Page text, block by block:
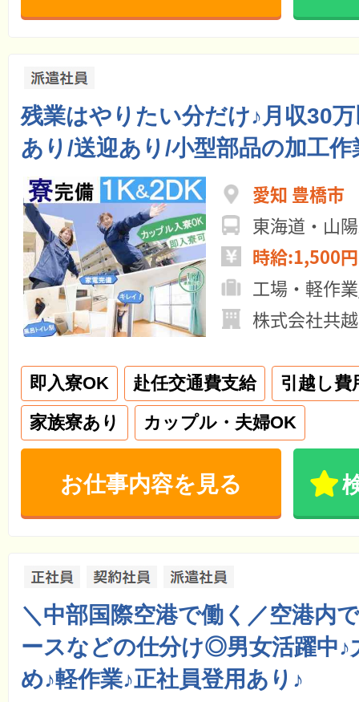
残業はやりたい分だけ♪月収30
あり/送迎あり/小型部品の加工作
愛知 豊橋市
東海道・山
時給:1,500
工場・軽作
株式会社共
即入寮OK 赴任交通費支給
引越し費
家族寮あり
カップル・夫婦OK
お仕事内容を見る
＼中部国際空港で働く／空港内
ースなどの仕分け◎男女活躍中♪
め♪軽作業♪正社員登用あり♪